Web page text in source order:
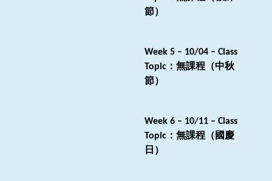
節）
Week 5 – 10/04 – Class
Topic ：無課程（中秋
節）
Week 6 – 10/11 – Class
Topic ：無課程（國慶
日）